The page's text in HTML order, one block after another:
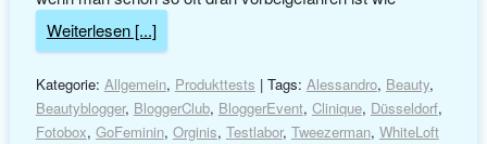
Weiterlesen [...]
Kategorie: Allgemein, Produkttests | Tags: Alessandro, Beauty,
Beautyblogger, BloggerClub, BloggerEvent, Clinique, Düsseldorf,
Fotobox, GoFeminin, Orginis, Testlabor, Tweezerman, WhiteLoft